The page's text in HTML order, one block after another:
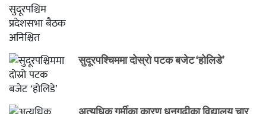
सुदूरपश्चिममा दोस्रो पटक बजेट ‘होलिडे’